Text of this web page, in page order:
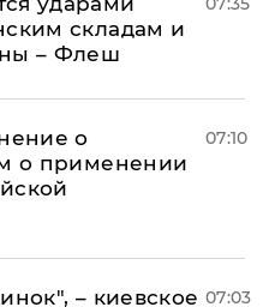
складам и
– Флеш
о
о применении
07:10
– киевское 07:03